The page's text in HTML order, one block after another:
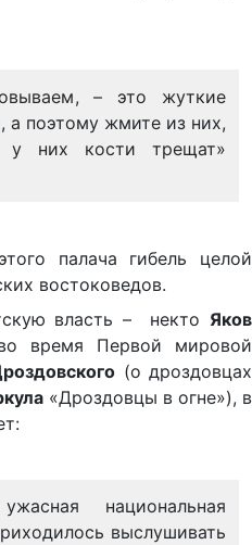
– это жуткие
а поэтому жмите из них,
у них кости трещат»
палача гибель целой
востоковедов.
власть – некто Яков
время Первой мировой
(о дроздовцах
«Дроздовцы в огне»), в
национальная
выслушивать